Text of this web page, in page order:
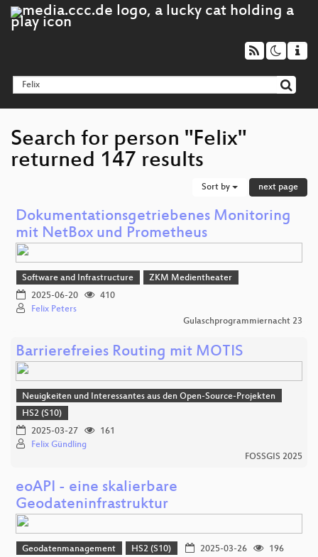
Search for person "Felix"
returned 147 results
Sort by next page
Dokumentationsgetriebenes Monitoring
mit NetBox und Prometheus
Software and Infrastructure
ZKM Medientheater
2025-06-20
410
Felix Peters
Gulaschprogrammiernacht 23
Barrierefreies Routing mit MOTIS
Neuigkeiten und Interessantes aus den Open-Source-Projekten
HS2 (S10)
2025-03-27
161
Felix Gündling
FOSSGIS 2025
eoAPI - eine skalierbare
Geodateninfrastruktur
Geodatenmanagement HS2 (S10) 2025-03-26
196